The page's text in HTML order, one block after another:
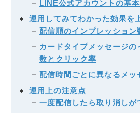
LINE公式アカウントの基
運用してみてわかった効果を
配信順のインプレッション
カードタイプメッセージの
数とクリック率
配信時間ごとに異なるメッ
運用上の注意点
一度配信したら取り消しが